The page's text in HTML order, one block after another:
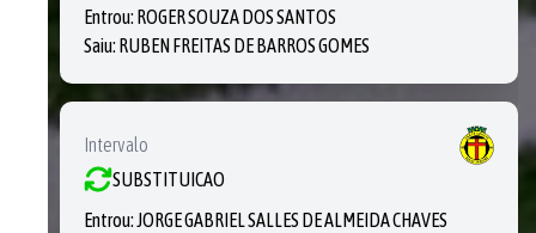
Entrou: ROGER SOUZA DOS SANTOS
Saiu: RUBEN FREITAS DE BARROS GOMES
Intervalo
SUBSTITUICAO
Entrou:JORGE GABRIEL SALLES DE ALMEIDA CHAVES